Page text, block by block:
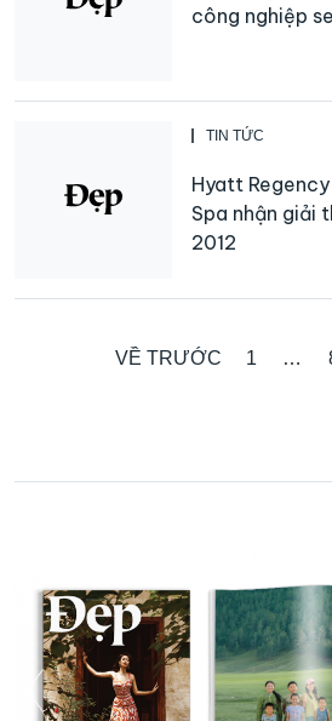
công nghiệp
TIN TỨC
Hyatt
Spa nhận giải
2012
VỀ TRƯỚC 1 …